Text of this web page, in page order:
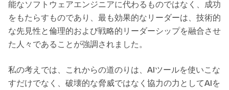
能なソフトウェアエンジニアに代わるものではなく、成功
をもたらすものであり、最も効果的なリーダーは、技術的
な先見性と倫理的および戦略的リーダーシップを融合させ
た人々であることが強調されました。
私の考えでは、これからの道のりは、AIツールを使いこな
すだけでなく、破壊的な脅威ではなく協力の力としてAIを